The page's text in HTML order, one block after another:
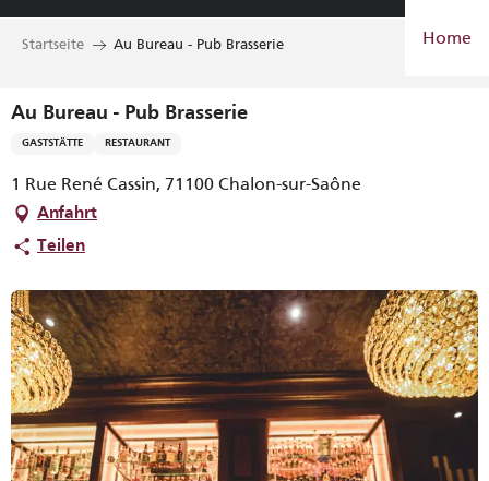
Aller
Home
Startseite Au Bureau - Pub Brasserie
Au Bureau - Pub Brasserie
GASTSTÄTTE RESTAURANT
1 Rue René Cassin, 71100 Chalon-sur-Saône
Anfahrt
Teilen